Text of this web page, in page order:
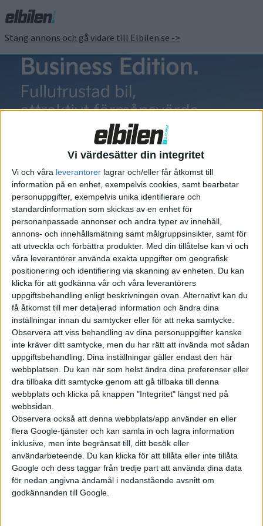
Vi värdesätter din integritet
Vi och våra leverantorer lagrar och/eller får åtkomst till
information på en enhet, exempelvis cookies, samt bearbetar
personuppgifter, exempelvis unika identifierare och
standardinformation som skickas av en enhet för
personanpassade annonser och andra typer av innehåll,
annons- och innehållsmätning samt målgruppsinsikter, samt för
att utveckla och förbättra produkter. Med din tillåtelse kan vi och
våra leverantörer använda exakta uppgifter om geografisk
positionering och identifiering via skanning av enheten. Du kan
klicka för att godkänna vår och våra leverantörers
uppgiftsbehandling enligt beskrivningen ovan. Alternativt kan du
få åtkomst till mer detaljerad information och ändra dina
inställningar innan du samtycker eller för att neka samtycke.
Observera att viss behandling av dina personuppgifter kanske
inte kräver ditt samtycke, men du har rätt att invända mot sådan
uppgiftsbehandling. Dina inställningar gäller endast den här
webbplatsen. Du kan när som helst ändra dina preferenser eller
dra tillbaka ditt samtycke genom att gå tillbaka till denna
webbplats och klicka på knappen "Integritet" längst ned på
webbsidan.
Observera också att denna webbplats/app använder en eller
flera Google-tjänster och kan samla in och lagra information
inklusive, men inte begränsat till, ditt besök eller
användarbeteende. Du kan klicka för att tillåta eller inte tillåta
Google och dess taggar från tredje part att använda dina data
för nedan angivna ändamål i nedanstående avsnitt om
godkännanden till Google.
Stäng annons och gå vidare till Elbilen.se ->
audi q4
Mest lästa
7 aug 2026
Studie: Förbränningsbilar borde skrotas direkt
5 aug 2026
Uppgift: då kommer Volvos nya eldrivna volymmodell EX50
7 aug 2026
EU-plan: V2G-krav ska göra elbilar till del av energisystemet
6 aug 2026
Säljstart för instegsversionen av ID. Polo
6 aug 2026
Nu även Byd – då vill jätten tillverka solid state-batterier
Elbilens nyhetsbrev
Håll dig uppdaterad om de senaste nyheterna!
Prenumerera